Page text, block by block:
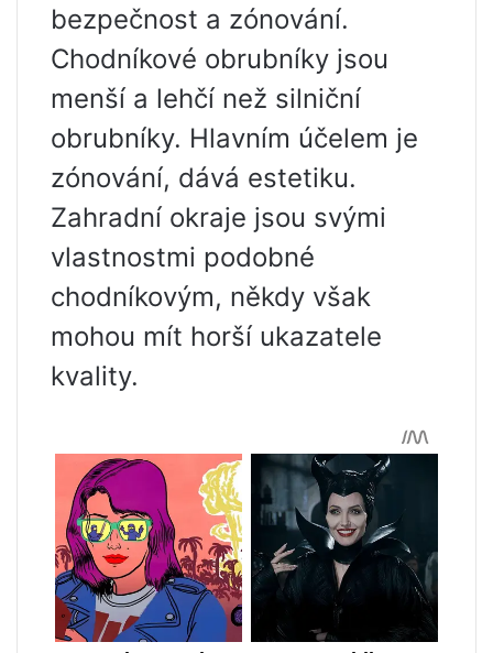
bezpečnost a zónování.
Chodníkové obrubníky jsou
menší a lehčí než silniční
obrubníky. Hlavním účelem je
zónování, dává estetiku.
Zahradní okraje jsou svými
vlastnostmi podobné
chodníkovým, někdy však
mohou mít horší ukazatele
kvality.